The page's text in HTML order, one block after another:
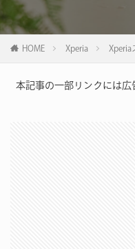
HOME Xperia Xperia
本記事の一部リンクには広